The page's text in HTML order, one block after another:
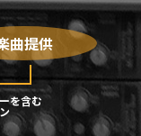
曲提供
を含む